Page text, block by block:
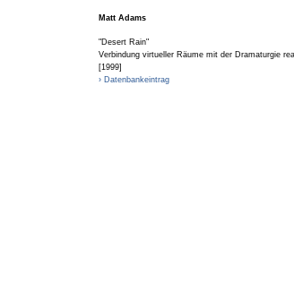
Matt Adams
"Desert Rain"
Verbindung virtueller Räume mit der Dramaturgie
[1999]
› Datenbankeintrag